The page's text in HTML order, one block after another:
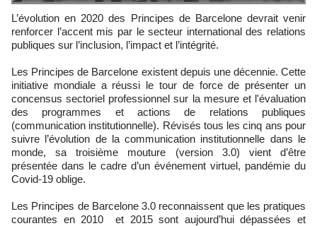
L’évolution en 2020 des Principes de Barcelone devrait venir
renforcer l’accent mis par le secteur international des relations
publiques sur l’inclusion, l’impact et l’intégrité.
Les Principes de Barcelone existent depuis une décennie. Cette
initiative mondiale a réussi le tour de force de présenter un
concensus sectoriel professionnel sur la mesure et l'évaluation
des programmes et actions de relations publiques
(communication institutionnelle). Révisés tous les cinq ans pour
suivre l’évolution de la communication institutionnelle dans le
monde, sa troisième mouture (version 3.0) vient d’être
présentée dans le cadre d’un événement virtuel, pandémie du
Covid-19 oblige.
Les Principes de Barcelone 3.0 reconnaissent que les pratiques
courantes en 2010 et 2015 sont aujourd’hui dépassées et